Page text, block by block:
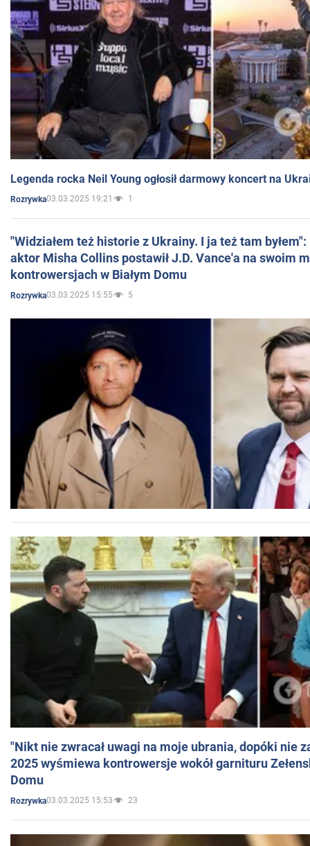
Legenda rocka Neil Young ogłosił darmowy koncert na
Rozrywka03.03.2025 19:21 1
"Widziałem też historie z Ukrainy. I ja też tam
aktor Misha Collins postawił J.D. Vance'a na swoim
kontrowersjach w Białym Domu
Rozrywka03.03.2025 15:55 5
"Nikt nie zwracał uwagi na moje ubrania, dopóki nie
2025 wyśmiewa kontrowersje wokół garnituru
Domu
Rozrywka03.03.2025 15:53 23